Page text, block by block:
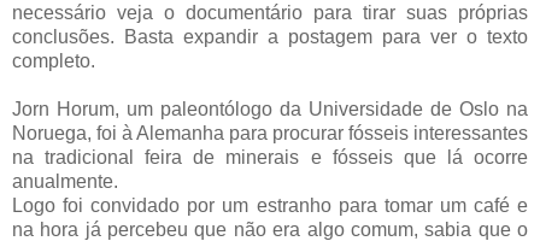
necessário veja o documentário para tirar suas próprias
conclusões. Basta expandir a postagem para ver o texto
completo.
Jorn Horum, um paleontólogo da Universidade de Oslo na
Noruega, foi à Alemanha para procurar fósseis interessantes
na tradicional feira de minerais e fósseis que lá ocorre
anualmente.
Logo foi convidado por um estranho para tomar um café e
na hora já percebeu que não era algo comum, sabia que o